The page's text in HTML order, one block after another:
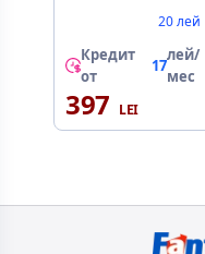
20 лей
Кредит
от
17
лей/
мес
397